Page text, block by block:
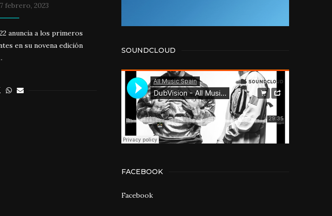
7 febrero, 2023
anuncia a los primeros
en su novena edición
SOUNDCLOUD
FACEBOOK
Facebook